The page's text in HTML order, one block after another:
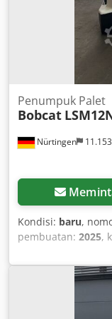
Nürtingen
Penumpuk Palet
Bobcat
Kondisi: baru,
pembuatan: 2025,
bakar:listrik, tipe
, tegangan
000081 Cjdpfx